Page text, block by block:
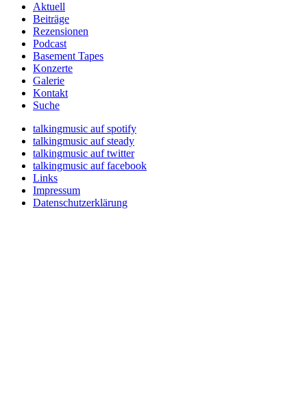
Aktuell
Beiträge
Rezensionen
Podcast
Basement Tapes
Konzerte
Galerie
Kontakt
Suche
talkingmusic auf spotify
talkingmusic auf steady
talkingmusic auf twitter
talkingmusic auf facebook
Links
Impressum
Datenschutzerklärung